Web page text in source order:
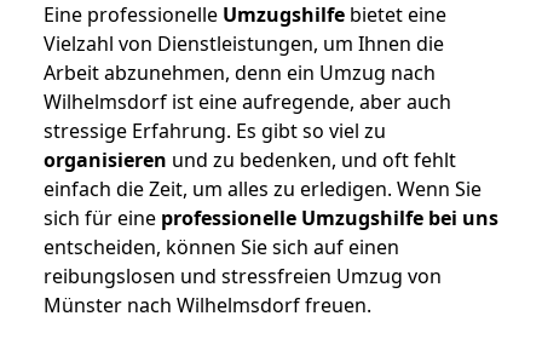
Eine professionelle Umzugshilfe bietet eine
Vielzahl von Dienstleistungen, um Ihnen die
Arbeit abzunehmen, denn ein Umzug nach
Wilhelmsdorf ist eine aufregende, aber auch
stressige Erfahrung. Es gibt so viel zu
organisieren und zu bedenken, und oft fehlt
einfach die Zeit, um alles zu erledigen. Wenn Sie
sich für eine professionelle Umzugshilfe bei uns
entscheiden, können Sie sich auf einen
reibungslosen und stressfreien Umzug von
Münster nach Wilhelmsdorf freuen.